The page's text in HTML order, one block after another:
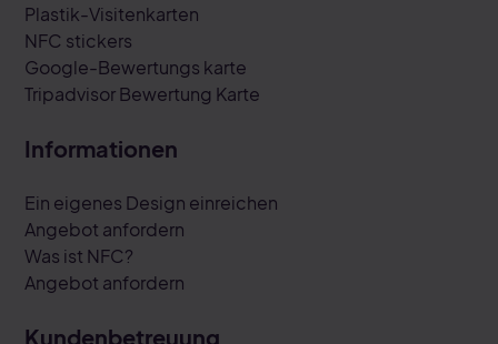
Plastik-Visitenkarten
NFC stickers
Google-Bewertungs karte
Tripadvisor Bewertung Karte
Informationen
Ein eigenes Design einreichen
Angebot anfordern
Was ist NFC?
Angebot anfordern
Kundenbetreuung